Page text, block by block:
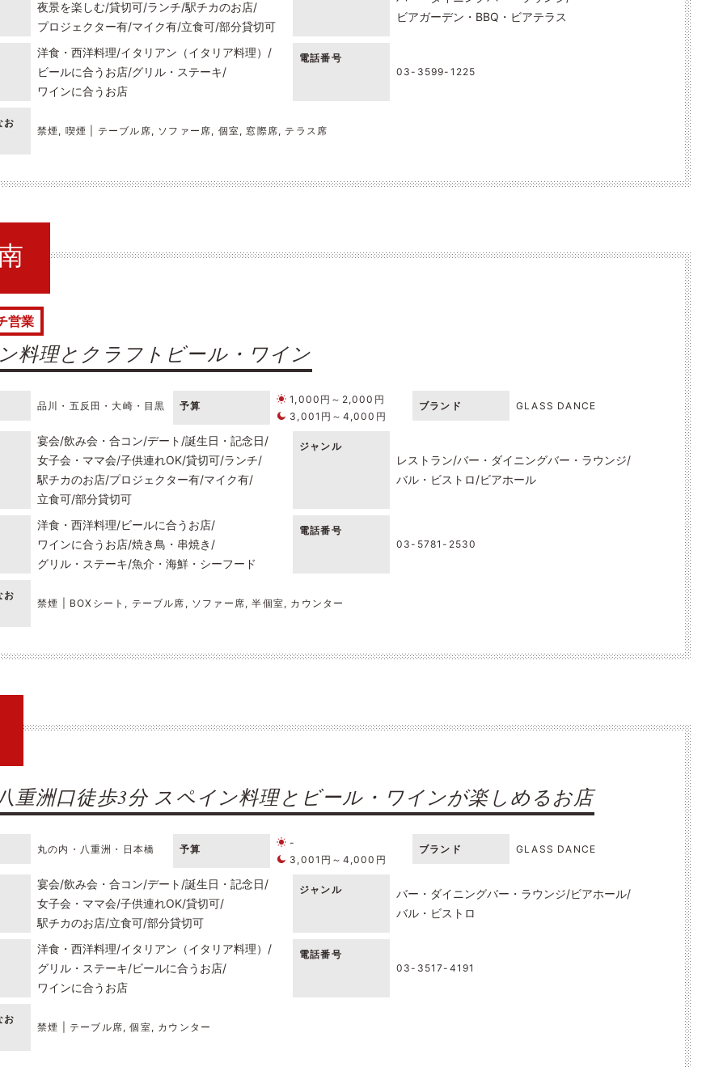
夜景を楽しむ 貸切可 ランチ 駅チカのお店
プロジェクター有 マイク有 立食可 部分貸切可
ビアガーデン・BBQ・ビアテラス
洋食・西洋料理 イタリアン（イタリア料理）
ビールに合うお店 グリル・ステーキ
ワインに合うお店
電話番号
03-3599-1225
お
禁煙, 喫煙 | テーブル席, ソファー席, 個室, 窓際席, テラス席
営業
料理とクラフトビール・ワイン
品川・五反田・大崎・目黒 予算
1,000円～2,000円
3,001円～4,000円
ブランド GLASS DANCE
宴会 飲み会・合コン デート 誕生日・記念日
女子会・ママ会 子供連れOK 貸切可 ランチ
駅チカのお店 プロジェクター有 マイク有
立食可 部分貸切可
ジャンル
レストラン バー・ダイニングバー・ラウンジ
バル・ビストロ ビアホール
洋食・西洋料理 ビールに合うお店
ワインに合うお店 焼き鳥・串焼き
グリル・ステーキ 魚介・海鮮・シーフード
電話番号
03-5781-2530
お
禁煙 | BOXシート, テーブル席, ソファー席, 半個室, カウンター
重洲口徒歩3分 スペイン料理とビール・ワインが楽しめるお店
丸の内・八重洲・日本橋 予算
-
3,001円～4,000円
ブランド GLASS DANCE
宴会 飲み会・合コン デート 誕生日・記念日
女子会・ママ会 子供連れOK 貸切可
駅チカのお店 立食可 部分貸切可
ジャンル バー・ダイニングバー・ラウンジ ビアホール
バル・ビストロ
洋食・西洋料理 イタリアン（イタリア料理）
グリル・ステーキ ビールに合うお店
ワインに合うお店
電話番号
03-3517-4191
お
禁煙 | テーブル席, 個室, カウンター